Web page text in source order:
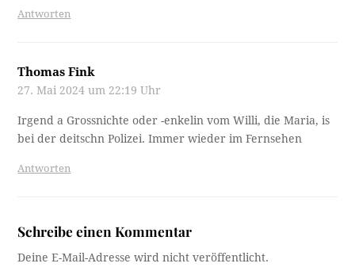
Antworten
Thomas Fink
27. Mai 2024 um 22:19 Uhr
Irgend a Grossnichte oder -enkelin vom Willi, die Maria, is
bei der deitschn Polizei. Immer wieder im Fernsehen
Antworten
Schreibe einen Kommentar
Deine E-Mail-Adresse wird nicht veröffentlicht.